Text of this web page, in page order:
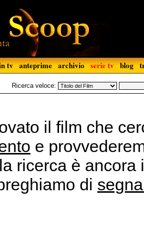
tv anteprime archivio serie tv blog
Ricerca veloce:
il film che
e
ricerca è
di